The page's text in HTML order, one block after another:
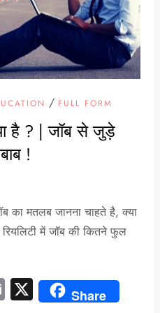
/ FULL FORM
है ? | जॉब से जुड़े
!
का मतलब जानना चाहते है, क्या
में जॉब की कितने फुल
Email
X Share